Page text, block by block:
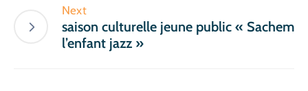
Next
saison culturelle jeune public « Sachem
l’enfant jazz »